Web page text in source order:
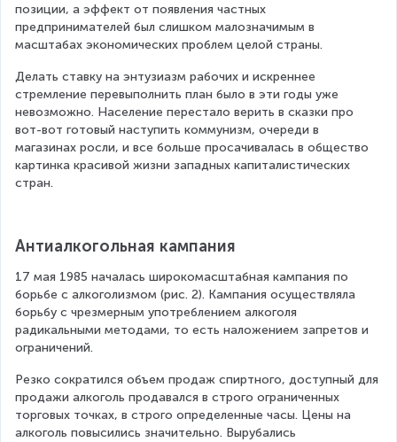
позиции, а эффект от появления частных
предпринимателей был слишком малозначимым в
масштабах экономических проблем целой страны.
Делать ставку на энтузиазм рабочих и искреннее
стремление перевыполнить план было в эти годы уже
невозможно. Население перестало верить в сказки про
вот-вот готовый наступить коммунизм, очереди в
магазинах росли, и все больше просачивалась в общество
картинка красивой жизни западных капиталистических
стран.
Антиалкогольная кампания
17 мая 1985 началась широкомасштабная кампания по
борьбе с алкоголизмом (рис. 2). Кампания осуществляла
борьбу с чрезмерным употреблением алкоголя
радикальными методами, то есть наложением запретов и
ограничений.
Резко сократился объем продаж спиртного, доступный для
продажи алкоголь продавался в строго ограниченных
торговых точках, в строго определенные часы. Цены на
алкоголь повысились значительно. Вырубались